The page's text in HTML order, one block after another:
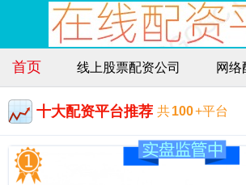
首页 线上股票配资公司 网络
十大配资平台推荐 共100+平台